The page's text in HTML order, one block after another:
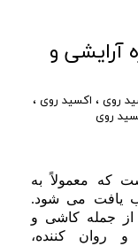
آرایشی و
روی ، اکسید روی ،
روی
که معمولاً به
یافت می شود.
از جمله کاشی و
و روان کننده،